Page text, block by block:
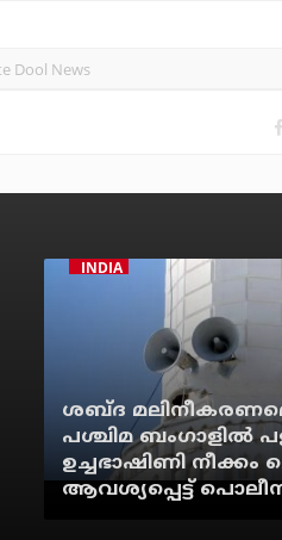
INDIA
ശബ്ദ
പശ്ചിമ ബംഗാളില്‍
ഉച്ചഭാഷിണി നീക്കം
ആവശ്യപ്പെട്ട്